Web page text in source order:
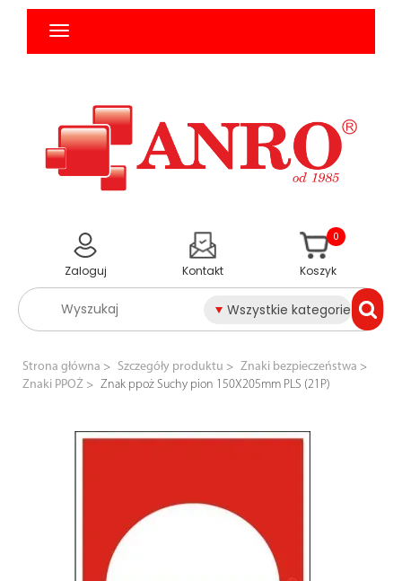
Wszystkie kategorie
Zaloguj Kontakt Koszyk
0
Strona główna Szczegóły produktu
Znaki bezpieczeństwa
Znaki PPOŻ
Znak ppoż Suchy pion 150X205mm PLS (21P)